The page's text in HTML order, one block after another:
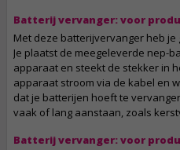
Batterij vervanger: voor
Met deze batterijvervanger heb
Je plaatst de meegeleverde nep-
apparaat en steekt de stekker in
apparaat stroom via de kabel en
dat je batterijen hoeft te
vaak of lang aanstaan, zoals
Batterij vervanger: voor